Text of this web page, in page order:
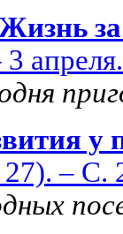
у
– С.